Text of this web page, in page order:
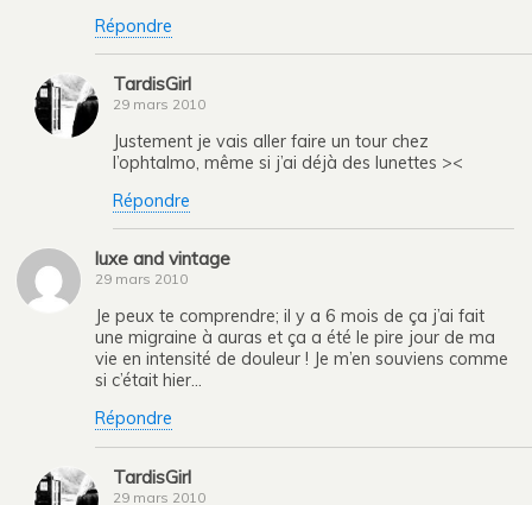
Répondre
TardisGirl
29 mars 2010
Justement je vais aller faire un tour chez
l’ophtalmo, même si j’ai déjà des lunettes ><
Répondre
luxe and vintage
29 mars 2010
Je peux te comprendre; il y a 6 mois de ça j’ai fait
une migraine à auras et ça a été le pire jour de ma
vie en intensité de douleur ! Je m’en souviens comme
si c’était hier…
Répondre
TardisGirl
29 mars 2010